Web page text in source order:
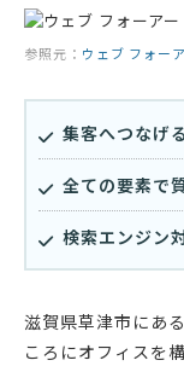
参照元： ウェブ フォー
集客へつなげ
全ての要素で
検索エンジン
滋賀県草津市にあ
ころにオフィスを